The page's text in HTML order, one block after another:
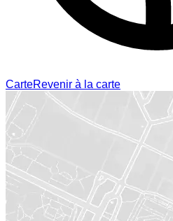
CarteRevenir à la carte